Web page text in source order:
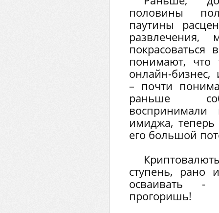
половины
паутины
развлечения,
покрасоваться
понимают, что
онлайн-
– почти
раньше
имиджа,
его большой
ступень, рано
осваивать
прогоришь!